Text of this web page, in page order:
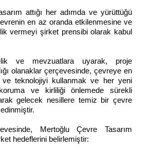
attığı her adımda ve yürüttüğü
en az oranda etkilenmesine ve
vermeyi şirket prensibi olarak kabul
ve mevzuatlara uyarak, proje
olanaklar çerçevesinde, çevreye en
ve teknolojiyi kullanmak ve her yeni
ve kirliliği önlemede sürekli
gelecek nesillere temiz bir çevre
Mertoğlu Çevre Tasarım
hedeflerini belirlemiştir: